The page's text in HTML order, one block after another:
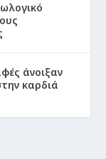
άνοιξαν
καρδιά